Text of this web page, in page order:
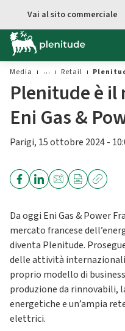
Vai al contenuto
Vai al sito commerciale
Media Retail
Plenitude è il
Eni Gas &
Parigi, 15 ottobre 2024 -
Da oggi Eni Gas & Power
mercato francese
diventa Plenitude.
delle attività
proprio modello di
produzione da rinnovabili,
energetiche e un’ampia
elettrici.